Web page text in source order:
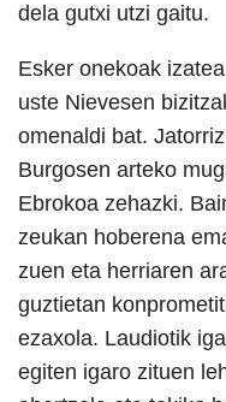
dela gutxi utzi gaitu.
Esker onekoak
uste Nievesen
omenaldi bat.
Burgosen arteko
Ebrokoa zehazki.
zeukan hoberena
zuen eta herriaren
guztietan
ezaxola. Laudiotik
egiten igaro zituen